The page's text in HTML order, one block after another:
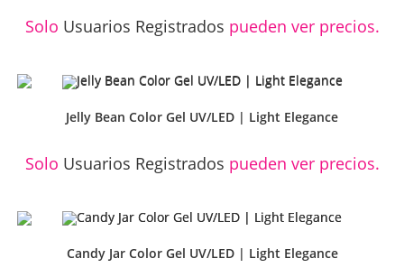
Solo Usuarios Registrados pueden ver precios.
Jelly Bean Color Gel UV/LED | Light Elegance
Solo Usuarios Registrados pueden ver precios.
Candy Jar Color Gel UV/LED | Light Elegance